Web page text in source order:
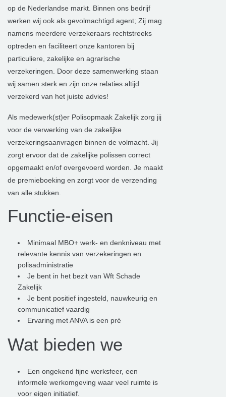
op de Nederlandse markt. Binnen ons bedrijf
werken wij ook als gevolmachtigd agent; Zij mag
namens meerdere verzekeraars rechtstreeks
optreden en faciliteert onze kantoren bij
particuliere, zakelijke en agrarische
verzekeringen. Door deze samenwerking staan
wij samen sterk en zijn onze relaties altijd
verzekerd van het juiste advies!
Als medewerk(st)er Polisopmaak Zakelijk zorg jij
voor de verwerking van de zakelijke
verzekeringsaanvragen binnen de volmacht. Jij
zorgt ervoor dat de zakelijke polissen correct
opgemaakt en/of overgevoerd worden. Je maakt
de premieboeking en zorgt voor de verzending
van alle stukken.
Functie-eisen
Minimaal MBO+ werk- en denkniveau met
relevante kennis van verzekeringen en
polisadministratie
Je bent in het bezit van Wft Schade
Zakelijk
Je bent positief ingesteld, nauwkeurig en
communicatief vaardig
Ervaring met ANVA is een pré
Wat bieden we
Een ongekend fijne werksfeer, een
informele werkomgeving waar veel ruimte is
voor eigen initiatief.